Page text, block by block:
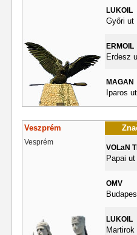
LUKOIL
Győri ut
ERMOIL
Erdesz
MAGAN
Iparos
Veszprém
Vesprém
VOLaN
Papai ut
OMV
LUKOIL